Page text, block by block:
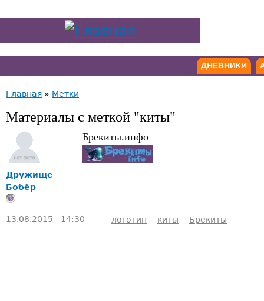
ДНЕВНИКИ
Главная » Метки
Материалы с меткой "киты"
Дружище
Бобёр
Брекиты.инфо
13.08.2015 - 14:30 логотип киты Брекиты